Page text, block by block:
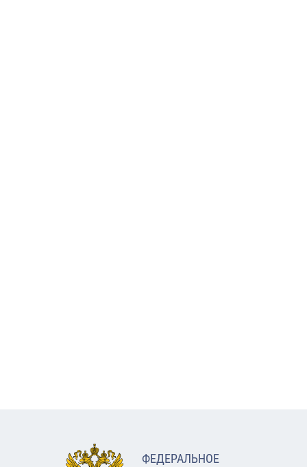
ФЕДЕРАЛЬНОЕ